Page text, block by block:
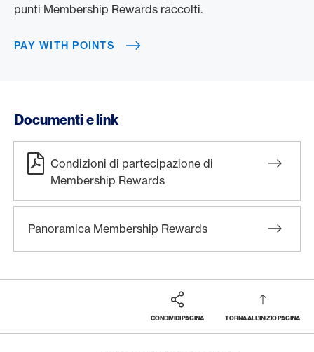
punti Membership Rewards raccolti.
PAY WITH POINTS
Documenti e link
Condizioni di partecipazione di
Membership Rewards
Panoramica Membership Rewards
CONDIVIDI PAGINA TORNA ALL'INIZIO PAGINA
Footer